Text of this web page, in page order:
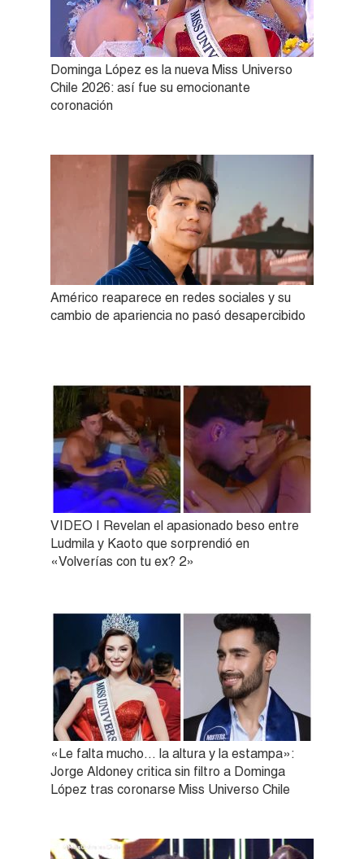
Dominga López es la nueva Miss Universo
Chile 2026: así fue su emocionante
coronación
Américo reaparece en redes sociales y su
cambio de apariencia no pasó desapercibido
VIDEO | Revelan el apasionado beso entre
Ludmila y Kaoto que sorprendió en
«Volverías con tu ex? 2»
«Le falta mucho… la altura y la estampa»:
Jorge Aldoney critica sin filtro a Dominga
López tras coronarse Miss Universo Chile